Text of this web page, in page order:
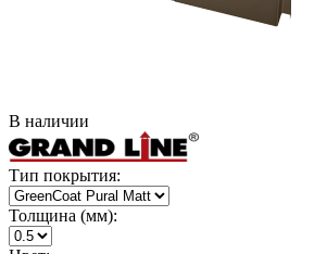
В наличии
Тип покрытия:
Толщина (мм):